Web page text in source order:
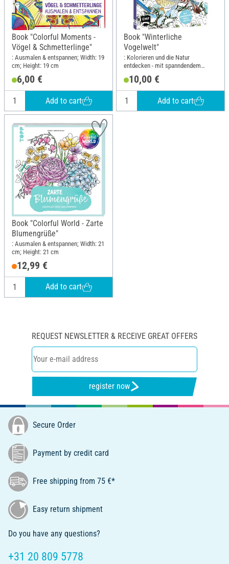
Book "Colorful Moments -
Vögel & Schmetterlinge"
: Ausmalen & entspannen; Width: 19
cm; Height: 19 cm
6,00 €
Add to cart
Book "Winterliche
Vogelwelt"
: Kolorieren und die Natur
entdecken - mit spanndendem
23.5 cm
10,00 €
Add to cart
Book "Colorful World - Zarte
Blumengrüße"
: Ausmalen & entspannen; Width: 21
cm; Height: 21 cm
12,99 €
Add to cart
REQUEST NEWSLETTER & RECEIVE GREAT OFFERS
register now
Secure Order
Payment by credit card
Free shipping from 75 €*
Easy return shipment
Do you have any questions?
+31 20 809 5778